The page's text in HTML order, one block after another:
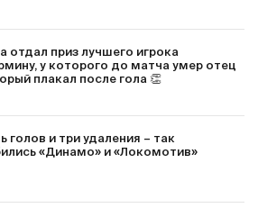
отдал приз лучшего игрока
у которого до матча умер отец
плакал после гола 👏
голов и три удаления – так
«Динамо» и «Локомотив»